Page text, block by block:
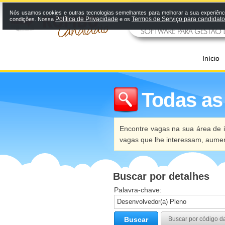
Início
Todas
Encontre vagas na sua área
vagas que lhe interessam,
Buscar por detalhes
Palavra-chave:
Buscar Buscar por código
Nós usamos cookies e outras tecnologias semelhantes para melhorar a sua
condições. Nossa Política de Privacidade e os Termos de Serviço para